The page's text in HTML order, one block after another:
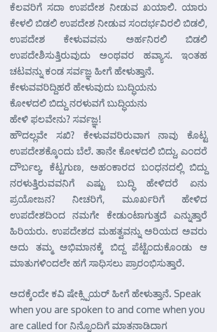
ಕೆಲವರಿಗೆ ಸದಾ ಉಪದೇಶ ನೀಡುವ ಖಯಾಲಿ. ಯಾರು
ಕೇಳಲಿ ಬಿಡಲಿ ಉಪದೇಶ ನೀಡುವ ಸಂದರ್ಭವಿರಲಿ ಬಿಡಲಿ,
ಉಪದೇಶ ಕೇಳುವವನು ಅರ್ಹನಿರಲಿ ಬಿಡಲಿ
ಉಪದೇಶಿಸುತ್ತಿರುವುದು ಅಂಥವರ ಹವ್ಯಾಸ. ಇಂತಹ
ಚಟವನ್ನು ಕಂಡ ಸರ್ವಜ್ಞ ಹೀಗೆ ಹೇಳುತ್ತಾನೆ.
ಕೇಳುವವರಿದ್ದಿಹರೆ ಹೇಳುವುದು ಬುದ್ಧಿಯನು
ಕೋಳದಲಿ ಬಿದ್ದು ನರಳುವಗೆ ಬುದ್ಧಿಯನು
ಹೇಳಿ ಫಲವೇನು? ಸರ್ವಜ್ಞ!
ಹೌದಲ್ಲವೇ ಸಖಿ? ಕೇಳುವವರಿರುವಾಗ ನಾವು ಕೊಟ್ಟ
ಉಪದೇಶಕ್ಕೊಂದು ಬೆಲೆ. ತಾನೇ ಕೋಳದಲಿ ಬಿದ್ದು, ಎಂದರೆ
ದೌರ್ಬಲ್ಯ, ಕೆಟ್ಟಗುಣ, ಅಹಂಕಾರದ ಬಂಧನದಲ್ಲಿ ಬಿದ್ದು
ನರಳುತ್ತಿರುವವನಿಗೆ ಎಷ್ಟು ಬುದ್ಧಿ ಹೇಳಿದರೆ ಏನು
ಪ್ರಯೋಜನ? ನೀಚರಿಗೆ, ಮೂರ್ಖರಿಗೆ ಹೇಳಿದ
ಉಪದೇಶದಿಂದ ನಮಗೇ ಕೇಡುಂಟಾಗುತ್ತದೆ ಎನ್ನುತ್ತಾರೆ
ಹಿರಿಯರು. ಉಪದೇಶದ ಮಹತ್ವವನ್ನು ಅರಿಯದ ಅವರು
ಅದು ತಮ್ಮ ಅಭಿಮಾನಕ್ಕೆ ಬಿದ್ದ ಪೆಟ್ಟೆಂದುಕೊಂಡು ಆ
ಮಾತುಗಳಿಂದಲೇ ಹಗೆ ಸಾಧಿಸಲು ಪ್ರಾರಂಭಿಸುತ್ತಾರೆ.
ಅದಕ್ಕೆಂದೇ ಕವಿ ಷೇಕ್ಸ್ಪಿಯರ್ ಹೀಗೆ ಹೇಳುತ್ತಾನೆ. Speak
when you are spoken to and come when you
are called for ನಿನ್ನೊಂದಿಗೆ ಮಾತನಾಡಿದಾಗ